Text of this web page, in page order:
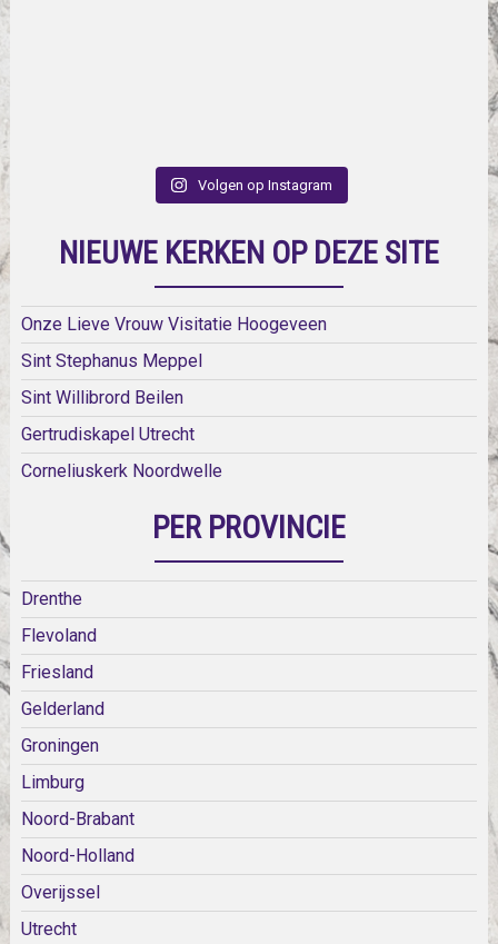
Volgen op Instagram
NIEUWE KERKEN OP DEZE SITE
Onze Lieve Vrouw Visitatie Hoogeveen
Sint Stephanus Meppel
Sint Willibrord Beilen
Gertrudiskapel Utrecht
Corneliuskerk Noordwelle
PER PROVINCIE
Drenthe
Flevoland
Friesland
Gelderland
Groningen
Limburg
Noord-Brabant
Noord-Holland
Overijssel
Utrecht